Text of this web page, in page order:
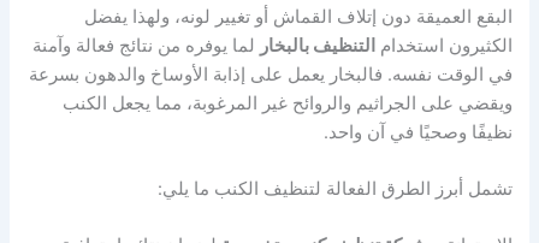
البقع العميقة دون إتلاف القماش أو تغيير لونه، ولهذا يفضل
الكثيرون استخدام التنظيف بالبخار لما يوفره من نتائج فعالة وآمنة
في الوقت نفسه. فالبخار يعمل على إذابة الأوساخ والدهون بسرعة
ويقضي على الجراثيم والروائح غير المرغوبة، مما يجعل الكنب
نظيفًا وصحيًا في آن واحد.
تشمل أبرز الطرق الفعالة لتنظيف الكنب ما يلي: